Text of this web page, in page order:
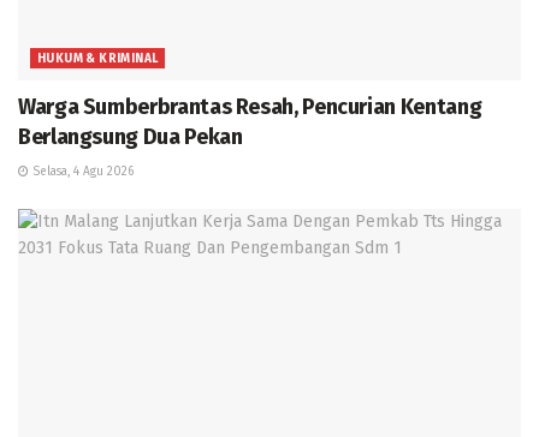
HUKUM & KRIMINAL
Warga Sumberbrantas Resah, Pencurian Kentang
Berlangsung Dua Pekan
Selasa, 4 Agu 2026